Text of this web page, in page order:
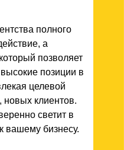
полного
а
позволяет
позиции в
целевой
новых клиентов.
светит в
вашему бизнесу.